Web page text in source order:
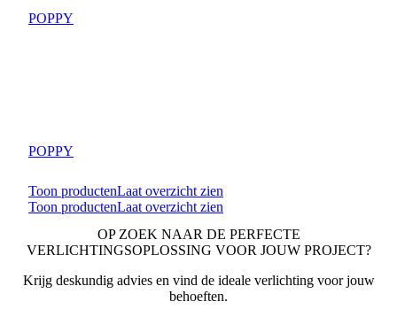
POPPY
POPPY
Toon productenLaat overzicht zien
Toon productenLaat overzicht zien
OP ZOEK NAAR DE PERFECTE
VERLICHTINGSOPLOSSING VOOR JOUW PROJECT?
Krijg deskundig advies en vind de ideale verlichting voor jouw
behoeften.